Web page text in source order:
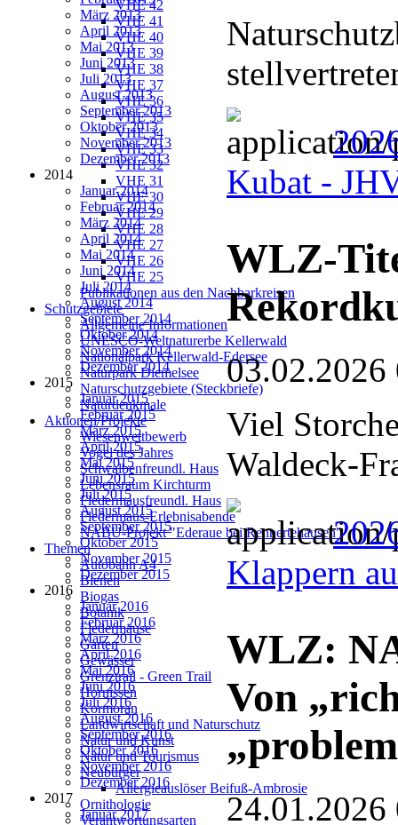
VHE 42
VHE 41
VHE 40
VHE 39
VHE 38
VHE 37
VHE 36
VHE 35
VHE 34
VHE 33
VHE 32
VHE 31
VHE 30
VHE 29
VHE 28
VHE 27
VHE 26
VHE 25
Publikationen aus den Nachbarkreisen
Schutzgebiete
Allgemeine Informationen
UNESCO-Weltnaturerbe Kellerwald
Nationalpark Kellerwald-Edersee
Naturpark Diemelsee
Naturschutzgebiete (Steckbriefe)
Naturdenkmale
Aktionen/Projekte
Wiesenwettbewerb
Vogel des Jahres
Schwalbenfreundl. Haus
Lebensraum Kirchturm
Fledermausfreundl. Haus
Fledermaus-Erlebnisabende
NABU-Projekt "Ederaue bei Rennertehausen"
Themen
Autobahn A4
Bienen
Biogas
Botanik
Fledermäuse
Garten
Gewässer
Grenztrail - Green Trail
Hornissen
Kormoran
Landwirtschaft und Naturschutz
Natur und Kunst
Natur und Tourismus
Neubürger
Allergieauslöser Beifuß-Ambrosie
Ornithologie
Verantwortungsarten
März 2013
April 2013
Mai 2013
Juni 2013
Juli 2013
August 2013
September 2013
Oktober 2013
November 2013
Dezember 2013
2014
Januar 2014
Februar 2014
März 2014
April 2014
Mai 2014
Juni 2014
Juli 2014
August 2014
September 2014
Oktober 2014
November 2014
Dezember 2014
2015
Januar 2015
Februar 2015
März 2015
April 2015
Mai 2015
Juni 2015
Juli 2015
August 2015
September 2015
Oktober 2015
November 2015
Dezember 2015
2016
Januar 2016
Februar 2016
März 2016
April 2016
Mai 2016
Juni 2016
Juli 2016
August 2016
September 2016
Oktober 2016
November 2016
Dezember 2016
2017
Januar 2017
Kubat -
WLZ-
03.02.2026
Viel
Waldeck-
Klappern
WLZ:
Von
24.01.2026